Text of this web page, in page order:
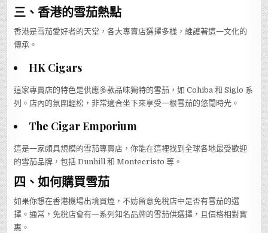
三、香港的雪茄熱點
香港是雪茄愛好者的天堂，各大專賣店選擇多樣，維護著這一文化的
傳承。
HK Cigars
這家專賣店的特色是供應多款品味獨特的雪茄，如 Cohiba 和 Siglo 系
列。店內的氛圍輕松，非常適合坐下來享受一根雪茄的悠閒時光。
The Cigar Emporium
這是一家頗具規模的雪茄專賣店，你能在這裡找到全球各地最受歡迎
的雪茄品牌，包括 Dunhill 和 Montecristo 等。
四、如何購買雪茄
如果你想在香港機場出境買煙，不妨留意免稅店中是否有雪茄的選
擇。通常，免稅店會有一系列知名品牌的雪茄供選擇，且價格相對實
惠。